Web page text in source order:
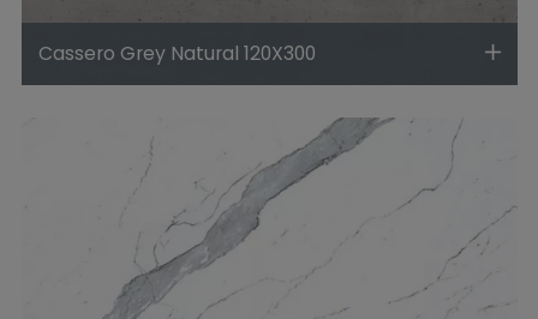
Cassero Grey Natural 120X300